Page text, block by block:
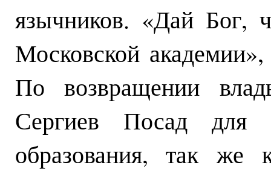
язычников. «Дай Бог,
Московской
По возвращении
Сергиев Посад для
образования, так же